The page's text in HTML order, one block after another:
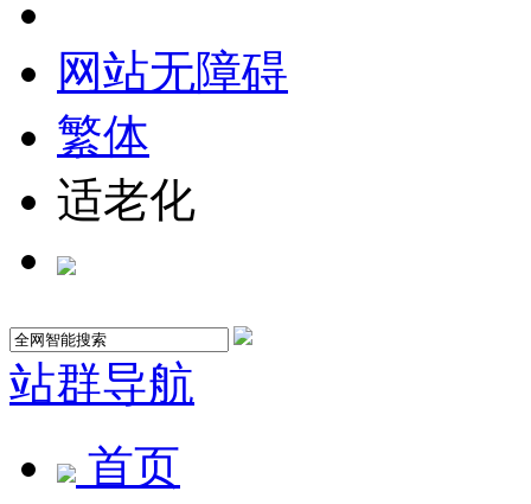
网站无障碍
繁体
适老化
站群导航
首页